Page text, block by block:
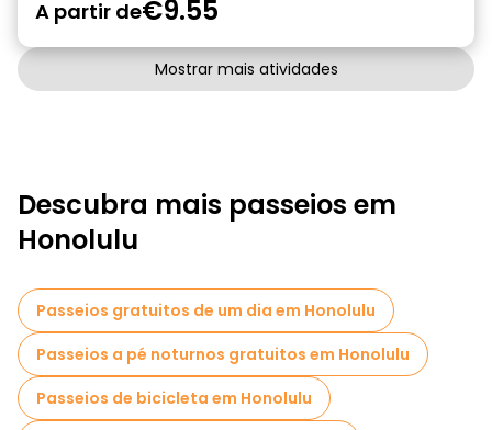
A partir de€9.55
Mostrar mais atividades
Descubra mais passeios em
Honolulu
Passeios gratuitos de um dia em Honolulu
Passeios a pé noturnos gratuitos em Honolulu
Passeios de bicicleta em Honolulu